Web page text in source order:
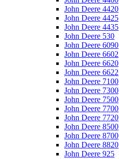
John Deere 4420
John Deere 4425
John Deere 4435
John Deere 530
John Deere 6090
John Deere 6602
John Deere 6620
John Deere 6622
John Deere 7100
John Deere 7300
John Deere 7500
John Deere 7700
John Deere 7720
John Deere 8500
John Deere 8700
John Deere 8820
John Deere 925